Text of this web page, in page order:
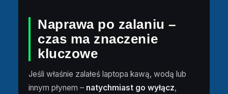
Naprawa po zalaniu –
czas ma znaczenie
kluczowe
Jeśli właśnie zalałeś laptopa kawą, wodą lub
innym płynem – natychmiast go wyłącz,